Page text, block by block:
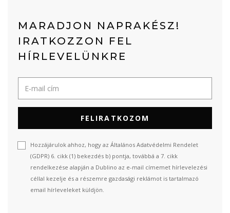
MARADJON NAPRAKÉSZ!
IRATKOZZON FEL
HÍRLEVELÜNKRE
FELIRATKOZOM
Hozzájárulok ahhoz, hogy az Általános Adatvédelmi Rendelet
(GDPR) 6. cikk (1) bekezdés b) pontja, továbbá a 7. cikk
rendelkezése alapján a Dublino az e-mail címemet hírlevelezési
céllal kezelje és a részemre gazdasági reklámot is tartalmazó
email hírleveleket küldjön.